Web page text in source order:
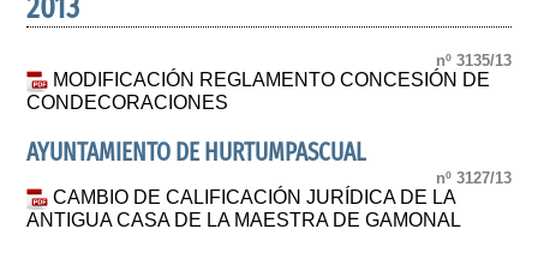
nº 3135/13
MODIFICACIÓN REGLAMENTO CONCESIÓN DE
CONDECORACIONES
AYUNTAMIENTO DE HURTUMPASCUAL
nº 3127/13
CAMBIO DE CALIFICACIÓN JURÍDICA DE LA
ANTIGUA CASA DE LA MAESTRA DE GAMONAL